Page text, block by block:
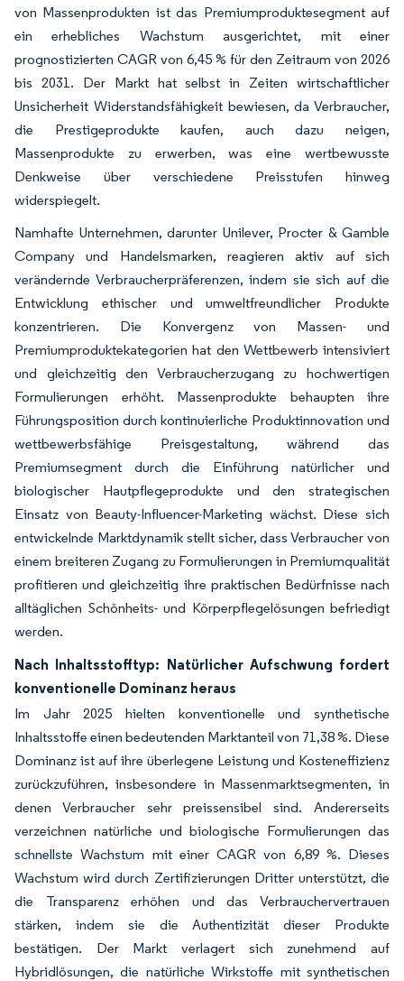
von Massenprodukten ist das Premiumproduktesegment auf
ein erhebliches Wachstum ausgerichtet, mit einer
prognostizierten CAGR von 6,45 % für den Zeitraum von 2026
bis 2031. Der Markt hat selbst in Zeiten wirtschaftlicher
Unsicherheit Widerstandsfähigkeit bewiesen, da Verbraucher,
die Prestigeprodukte kaufen, auch dazu neigen,
Massenprodukte zu erwerben, was eine wertbewusste
Denkweise über verschiedene Preisstufen hinweg
widerspiegelt.
Namhafte Unternehmen, darunter Unilever, Procter & Gamble
Company und Handelsmarken, reagieren aktiv auf sich
verändernde Verbraucherpräferenzen, indem sie sich auf die
Entwicklung ethischer und umweltfreundlicher Produkte
konzentrieren. Die Konvergenz von Massen- und
Premiumproduktekategorien hat den Wettbewerb intensiviert
und gleichzeitig den Verbraucherzugang zu hochwertigen
Formulierungen erhöht. Massenprodukte behaupten ihre
Führungsposition durch kontinuierliche Produktinnovation und
wettbewerbsfähige Preisgestaltung, während das
Premiumsegment durch die Einführung natürlicher und
biologischer Hautpflegeprodukte und den strategischen
Einsatz von Beauty-Influencer-Marketing wächst. Diese sich
entwickelnde Marktdynamik stellt sicher, dass Verbraucher von
einem breiteren Zugang zu Formulierungen in Premiumqualität
profitieren und gleichzeitig ihre praktischen Bedürfnisse nach
alltäglichen Schönheits- und Körperpflegelösungen befriedigt
werden.
Nach Inhaltsstofftyp: Natürlicher Aufschwung fordert
konventionelle Dominanz heraus
Im Jahr 2025 hielten konventionelle und synthetische
Inhaltsstoffe einen bedeutenden Marktanteil von 71,38 %. Diese
Dominanz ist auf ihre überlegene Leistung und Kosteneffizienz
zurückzuführen, insbesondere in Massenmarktsegmenten, in
denen Verbraucher sehr preissensibel sind. Andererseits
verzeichnen natürliche und biologische Formulierungen das
schnellste Wachstum mit einer CAGR von 6,89 %. Dieses
Wachstum wird durch Zertifizierungen Dritter unterstützt, die
die Transparenz erhöhen und das Verbrauchervertrauen
stärken, indem sie die Authentizität dieser Produkte
bestätigen. Der Markt verlagert sich zunehmend auf
Hybridlösungen, die natürliche Wirkstoffe mit synthetischen